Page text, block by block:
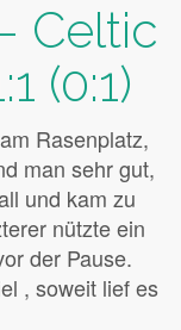
Celtic
(0:1)
Rasenplatz,
man sehr gut,
und kam zu
nützte ein
der Pause.
, soweit lief es